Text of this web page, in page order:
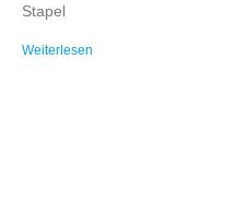
Stapel
Weiterlesen